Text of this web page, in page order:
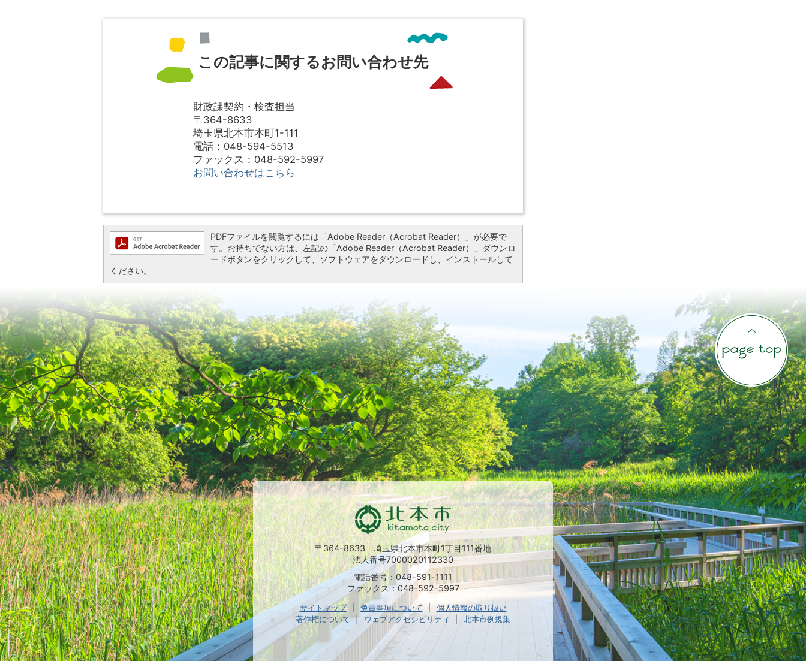
この記事に関するお問い合わせ先
財政課契約・検査担当
〒364-8633
埼玉県北本市本町1-111
電話：048-594-5513
ファックス：048-592-5997
お問い合わせはこちら
PDFファイルを閲覧するには「Adobe Reader（Acrobat Reader）」が必要で
す。お持ちでない方は、左記の「Adobe Reader（Acrobat Reader）」ダウンロ
ードボタンをクリックして、ソフトウェアをダウンロードし、インストールして
ください。
〒364-8633 埼玉県北本市本町1丁目111番地
法人番号7000020112330
電話番号：048-591-1111
ファックス：048-592-5997
サイトマップ 免責事項について
個人情報の取り扱い
著作権について
ウェブアクセシビリティ 北本市例規集